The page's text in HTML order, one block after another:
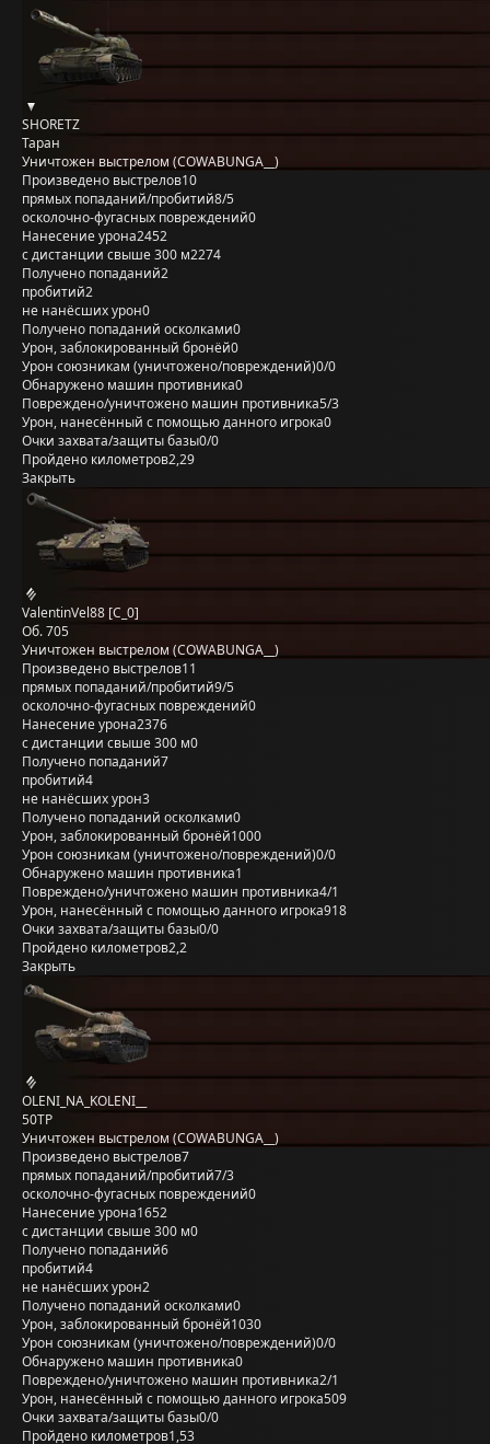
SHORETZ
Таран
Уничтожен выстрелом (COWABUNGA__)
Произведено выстрелов10
прямых попаданий/пробитий8/5
осколочно-фугасных повреждений0
Нанесение урона2452
с дистанции свыше 300 м2274
Получено попаданий2
пробитий2
не нанёсших урон0
Получено попаданий осколками0
Урон, заблокированный бронёй0
Урон союзникам (уничтожено/повреждений)0/0
Обнаружено машин противника0
Повреждено/уничтожено машин противника5/3
Урон, нанесённый с помощью данного игрока0
Очки захвата/защиты базы0/0
Пройдено километров2,29
Закрыть
ValentinVel88 [C_0]
Об. 705
Уничтожен выстрелом (COWABUNGA__)
Произведено выстрелов11
прямых попаданий/пробитий9/5
осколочно-фугасных повреждений0
Нанесение урона2376
с дистанции свыше 300 м0
Получено попаданий7
пробитий4
не нанёсших урон3
Получено попаданий осколками0
Урон, заблокированный бронёй1000
Урон союзникам (уничтожено/повреждений)0/0
Обнаружено машин противника1
Повреждено/уничтожено машин противника4/1
Урон, нанесённый с помощью данного игрока918
Очки захвата/защиты базы0/0
Пройдено километров2,2
Закрыть
OLENI_NA_KOLENI__
50TP
Уничтожен выстрелом (COWABUNGA__)
Произведено выстрелов7
прямых попаданий/пробитий7/3
осколочно-фугасных повреждений0
Нанесение урона1652
с дистанции свыше 300 м0
Получено попаданий6
пробитий4
не нанёсших урон2
Получено попаданий осколками0
Урон, заблокированный бронёй1030
Урон союзникам (уничтожено/повреждений)0/0
Обнаружено машин противника0
Повреждено/уничтожено машин противника2/1
Урон, нанесённый с помощью данного игрока509
Очки захвата/защиты базы0/0
Пройдено километров1,53